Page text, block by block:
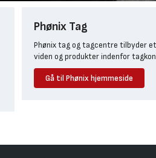
Phønix Tag
Phønix tag og tagcentre tilbyder
viden og produkter indenfor
Gå til Phønix hjemmeside